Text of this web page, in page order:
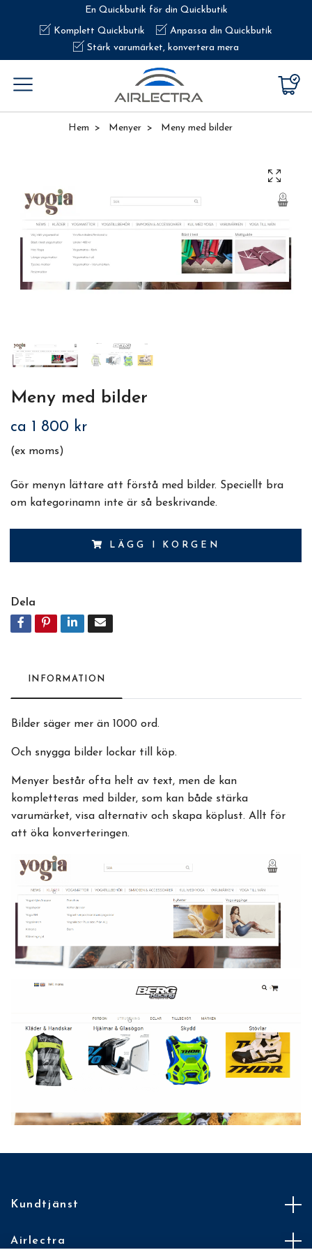
En Quickbutik för din Quickbutik
Komplett Quickbutik
Anpassa din Quickbutik
Stärk varumärket, konvertera mera
Hem Menyer Meny med bilder
Meny med bilder
ca 1 800 kr
(ex moms)
Gör menyn lättare att förstå med bilder. Speciellt bra
om kategorinamn inte är så beskrivande.
LÄGG I KORGEN
Dela
INFORMATION
Bilder säger mer än 1000 ord.
Och snygga bilder lockar till köp.
Menyer består ofta helt av text, men de kan
kompletteras med bilder, som kan både stärka
varumärket, visa alternativ och skapa köplust. Allt för
att öka konverteringen.
Kundtjänst
Airlectra